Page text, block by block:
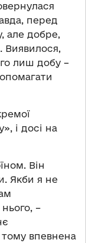
перед
але добре,
Виявилося,
лиш добу –
і досі на
Він
Якби я не
–
впевнена